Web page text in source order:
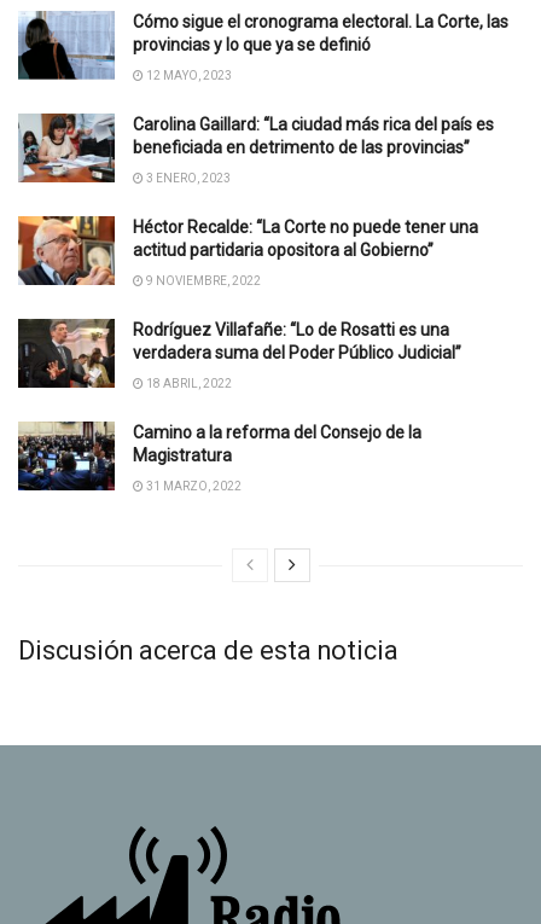
Cómo sigue el cronograma electoral. La Corte, las
provincias y lo que ya se definió
12 MAYO, 2023
Carolina Gaillard: “La ciudad más rica del país es
beneficiada en detrimento de las provincias”
3 ENERO, 2023
Héctor Recalde: “La Corte no puede tener una
actitud partidaria opositora al Gobierno”
9 NOVIEMBRE, 2022
Rodríguez Villafañe: “Lo de Rosatti es una
verdadera suma del Poder Público Judicial”
18 ABRIL, 2022
Camino a la reforma del Consejo de la
Magistratura
31 MARZO, 2022
Discusión acerca de esta noticia